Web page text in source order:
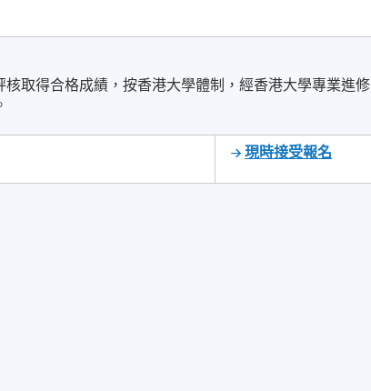
取得合格成績，按香港大學體制，經香港大學專業進修
現時接受報名